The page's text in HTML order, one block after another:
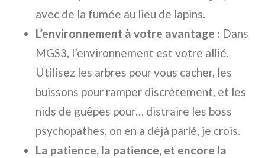
avec de la fumée au lieu de lapins.
L’environnement à votre avantage : Dans
MGS3, l’environnement est votre allié.
Utilisez les arbres pour vous cacher, les
buissons pour ramper discrètement, et les
nids de guêpes pour… distraire les boss
psychopathes, on en a déjà parlé, je crois.
La patience, la patience, et encore la